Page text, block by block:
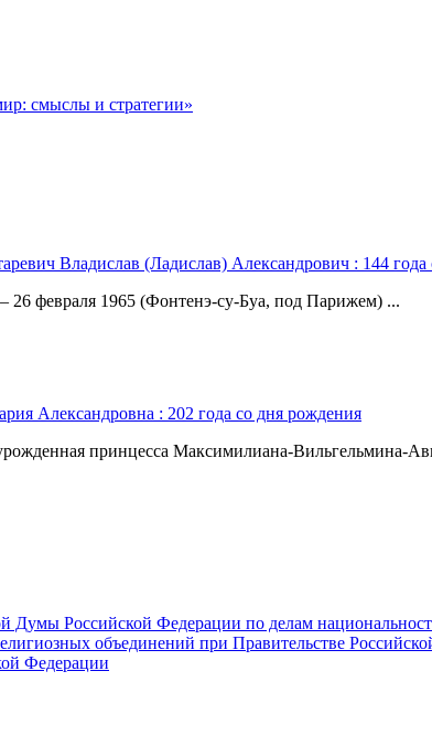
смыслы и стратегии»
Владислав (Ладислав) Александрович : 144
26 февраля 1965 (Фонтенэ-су-Буа, под Парижем) ...
Александровна : 202 года со дня рождения
принцесса Максимилиана-Вильгельмина-
Думы Российской Федерации по делам
объединений при Правительстве
Федерации